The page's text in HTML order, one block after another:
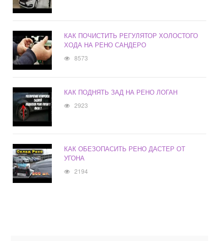
КАК ПОЧИСТИТЬ РЕГУЛЯТОР ХОЛОСТОГО
ХОДА НА РЕНО САНДЕРО
8573
КАК ПОДНЯТЬ ЗАД НА РЕНО ЛОГАН
2923
КАК ОБЕЗОПАСИТЬ РЕНО ДАСТЕР ОТ
УГОНА
2194